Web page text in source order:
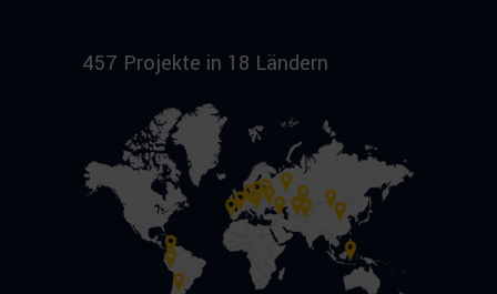
457 Projekte in 18 Ländern